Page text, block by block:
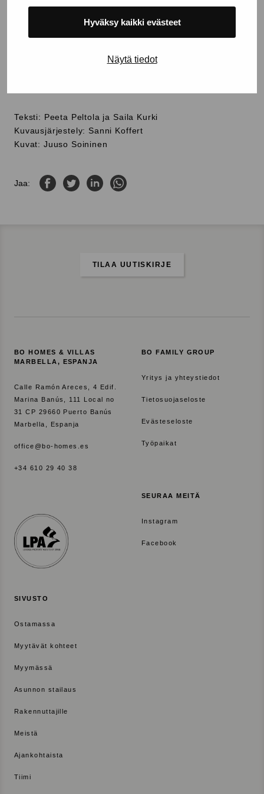
Hyväksy kaikki evästeet
Näytä tiedot
vastuullisuus ja elämästä nauttiminen.
Teksti: Peeta Peltola ja Saila Kurki
Kuvausjärjestely: Sanni Koffert
Kuvat: Juuso Soininen
Jaa:
Jaa Facebookissa
Jaa TwitterissäJaa LinkedInissä
BO HOMES & VILLAS
MARBELLA, ESPANJA
Calle Ramón Areces, 4 Edif.
Marina Banús, 111 Local no
31 CP 29660 Puerto Banús
Marbella, Espanja
office@bo-homes.es
+34 610 29 40 38
BO FAMILY GROUP
Yritys ja yhteystiedot
Tietosuojaseloste
Evästeseloste
Työpaikat
SEURAA MEITÄ
Instagram
Facebook
SIVUSTO
Ostamassa
Myytävät kohteet
Myymässä
Asunnon stailaus
Rakennuttajille
Meistä
Ajankohtaista
Tiimi
TILAA UUTISKIRJE